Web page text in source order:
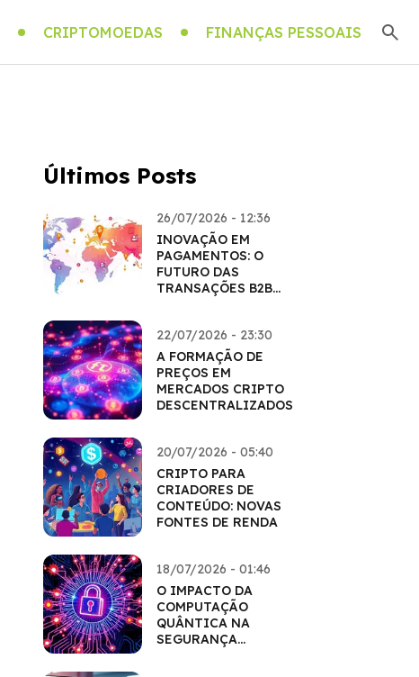
CRIPTOMOEDAS FINANÇAS PESSOAIS
Últimos Posts
26/07/2026 - 12:36
INOVAÇÃO EM
PAGAMENTOS: O
FUTURO DAS
TRANSAÇÕES B2B
22/07/2026 - 23:30
A FORMAÇÃO DE
PREÇOS EM
MERCADOS CRIPTO
DESCENTRALIZADOS
20/07/2026 - 05:40
CRIPTO PARA
CRIADORES DE
CONTEÚDO: NOVAS
FONTES DE RENDA
18/07/2026 - 01:46
O IMPACTO DA
COMPUTAÇÃO
QUÂNTICA NA
SEGURANÇA